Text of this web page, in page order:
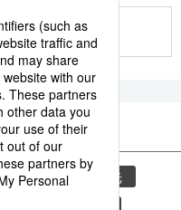
災害
観光